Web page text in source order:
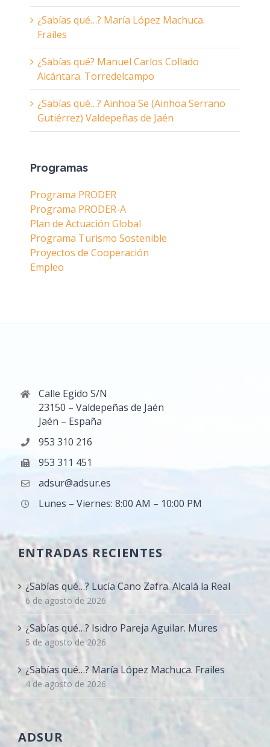
¿Sabías qué…? María López Machuca.
Frailes
¿Sabías qué? Manuel Carlos Collado
Alcántara. Torredelcampo
¿Sabías qué…? Ainhoa Se (Ainhoa Serrano
Gutiérrez) Valdepeñas de Jaén
Programas
Programa PRODER
Programa PRODER-A
Plan de Actuación Global
Programa Turismo Sostenible
Proyectos de Cooperación
Empleo
Calle Egido S/N
23150 – Valdepeñas de Jaén
Jaén – España
953 310 216
953 311 451
adsur@adsur.es
Lunes – Viernes: 8:00 AM – 10:00 PM
ENTRADAS RECIENTES
¿Sabías qué…? Lucía Cano Zafra. Alcalá la Real
6 de agosto de 2026
¿Sabías qué…? Isidro Pareja Aguilar. Mures
5 de agosto de 2026
¿Sabías qué…? María López Machuca. Frailes
4 de agosto de 2026
ADSUR